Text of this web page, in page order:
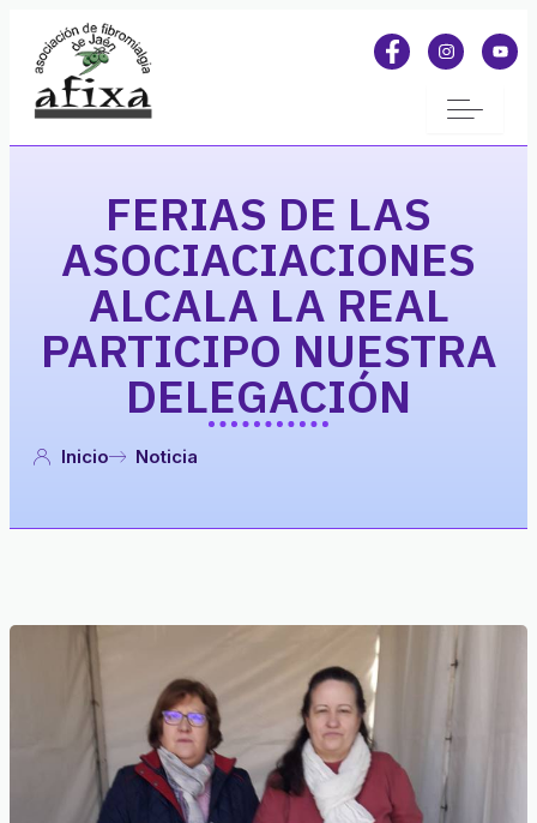
FERIAS DE LAS
ASOCIACIACIONES
ALCALA LA REAL
PARTICIPO NUESTRA
DELEGACIÓN
Inicio Noticia